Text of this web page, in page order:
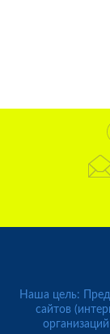
Наша цель:
сайтов